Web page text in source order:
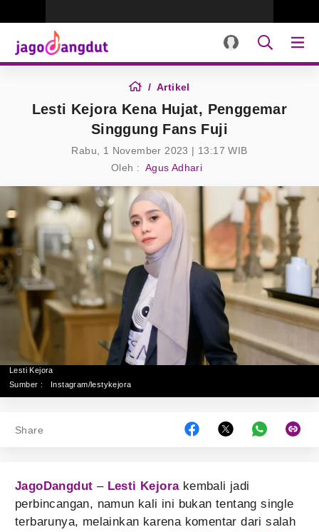
Artikel
Lesti Kejora Kena Hujat, Penggemar
Singgung Fans Fuji
Rabu, 1 November 2023 | 13:17 WIB
Oleh : Agus Adhari
Lesti Kejora
Sumber :
Instagram/lestykejora
Share
JagoDangdut – Lesti Kejorakembali jadi
perbincangan, namun kali ini bukan tentang single
terbarunya, melainkan karena komentar dari salah